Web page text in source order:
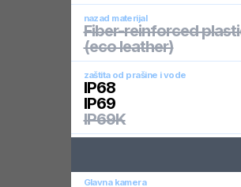
nazad materijal
Fiber-reinforced
(eco leather)
zaštita od prašine i vode
IP68
IP69
IP69K
Glavna kamera